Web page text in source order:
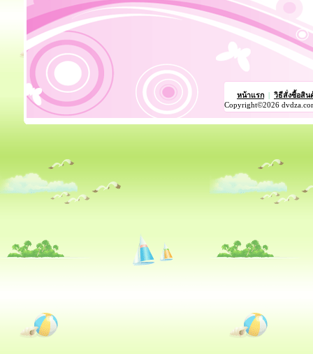
หน้าแรก
วิธีสั่งซื้อสิน
Copyright©2026